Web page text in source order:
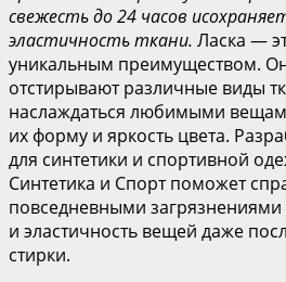
свежесть до 24 часов
эластичность ткани. Ласка —
уникальным преимуществом.
отстирывают различные виды
наслаждаться любимыми
их форму и яркость цвета.
для синтетики и спортивной
Синтетика и Спорт поможет
повседневными загрязнениями
и эластичность вещей даже
стирки.